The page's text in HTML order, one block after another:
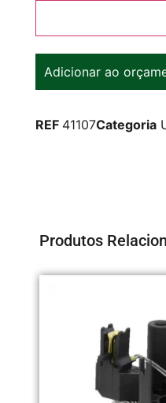
Adicionar ao
REF 41107Categoria
Produtos